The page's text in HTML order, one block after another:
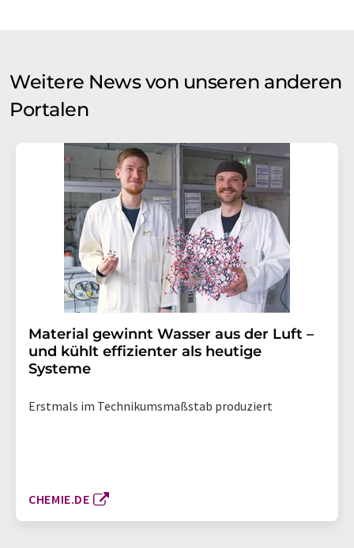
Weitere News von unseren anderen
Portalen
Material gewinnt Wasser aus der Luft –
und kühlt effizienter als heutige
Systeme
Erstmals im Technikumsmaßstab produziert
CHEMIE.DE